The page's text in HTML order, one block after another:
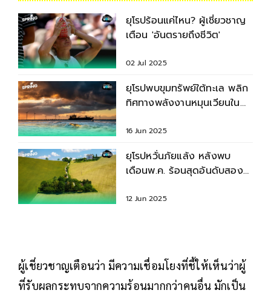
ยุโรปร้อนแค่ไหน? ผู้เชี่ยวชาญ
เตือน 'อันตรายถึงชีวิต'
02 Jul 2025
ยุโรปพบขุมทรัพย์ใต้ทะเล พลิก
ทิศทางพลังงานหมุนเวียนใน
16 Jun 2025
ยุโรปหวั่นภัยแล้ง หลังพบ
เดือนพ.ค. ร้อนสุดอันดับสอง
12 Jun 2025
ผู้เชี่ยวชาญเตือนว่า มีความเชื่อมโยงที่ชี้ให้เห็นว่าผู้
ที่รับผลกระทบจากความร้อนมากกว่าคนอื่น มักเป็น